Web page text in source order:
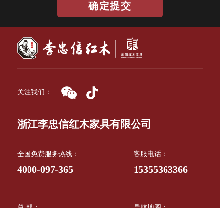
确定提交
关注我们：
浙江李忠信红木家具有限公司
全国免费服务热线：
4000-097-365
客服电话：
15355363366